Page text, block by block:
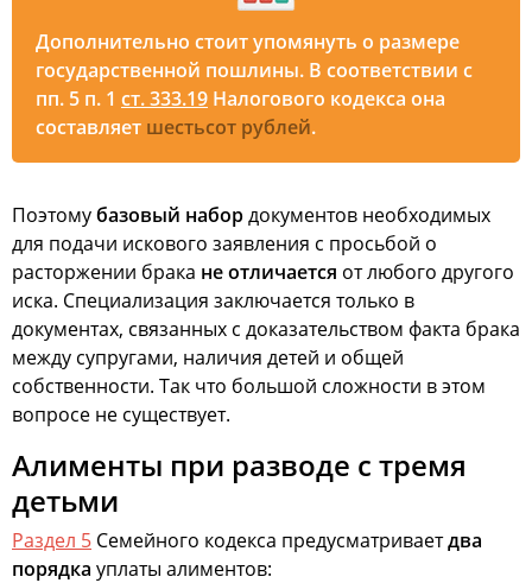
Дополнительно стоит упомянуть о размере
государственной пошлины. В соответствии с
пп. 5 п. 1 ст. 333.19 Налогового кодекса она
составляет шестьсот рублей.
Поэтомубазовый набордокументов необходимых
для подачи искового заявления с просьбой о
расторжении брака не отличается от любого другого
иска. Специализация заключается только в
документах, связанных с доказательством факта брака
между супругами, наличия детей и общей
собственности. Так что большой сложности в этом
вопросе не существует.
Алименты при разводе с тремя
детьми
Раздел 5 Семейного кодекса предусматриваетдва
порядка уплаты алиментов: